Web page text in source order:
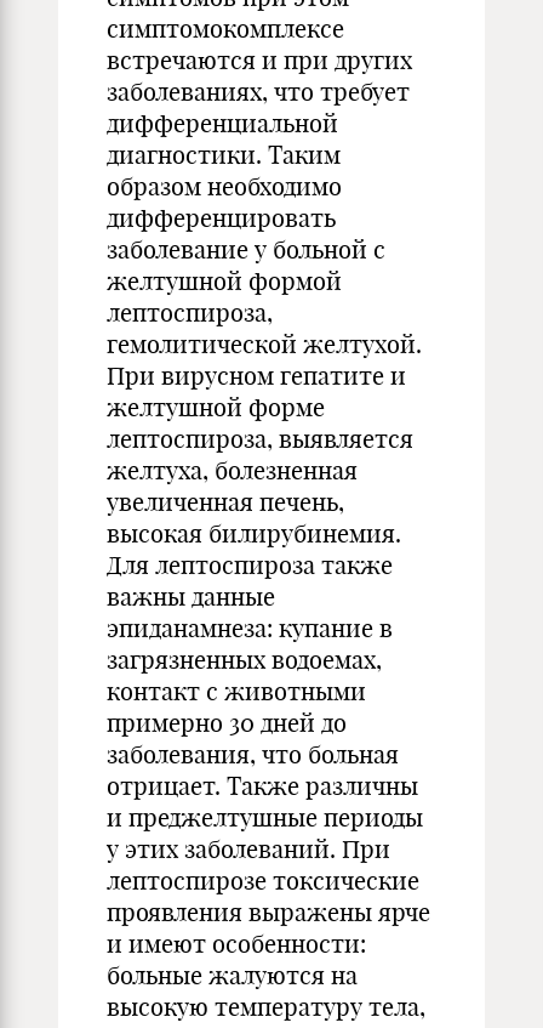
симптомокомплексе
встречаются и при других
заболеваниях, что требует
дифференциальной
диагностики. Таким
образом необходимо
дифференцировать
заболевание у больной с
желтушной формой
лептоспироза,
гемолитической желтухой.
При вирусном гепатите и
желтушной форме
лептоспироза, выявляется
желтуха, болезненная
увеличенная печень,
высокая билирубинемия.
Для лептоспироза также
важны данные
эпиданамнеза: купание в
загрязненных водоемах,
контакт с животными
примерно 30 дней до
заболевания, что больная
отрицает. Также различны
и преджелтушные периоды
у этих заболеваний. При
лептоспирозе токсические
проявления выражены ярче
и имеют особенности:
больные жалуются на
высокую температуру тела,